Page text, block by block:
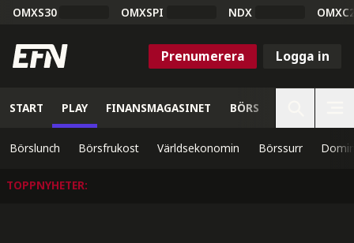
OMXS30 OMXSPI NDX
Prenumerera Logga in
START PLAY FINANSMAGASINET BÖRS
Börslunch Börsfrukost Världsekonomin Börssurr
TOPPNYHETER: